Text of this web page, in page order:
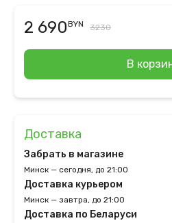
2 690BYN 3230
В
Доставка
Забрать в магазине
Минск — сегодня, до 21:00
Доставка курьером
Минск — завтра, до 21:00
Доставка по Беларуси